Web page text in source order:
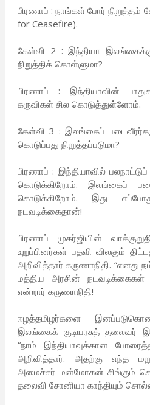
பிரணாப் : நாங்கள் போர்
for Ceasefire).
கேள்வி 2 : இந்தியா
நிறுத்திக் கொள்ளுமா?
பிரணாப் : இந்தியாவின்
கருவிகள் சில கொடுத்துள்ளோம்.
கேள்வி 3 : இலங்கைப்
கொடுப்பது நிறுத்தப்படுமா?
பிரணாப் : இந்தியாவில்
கொடுக்கிறோம். இலங்கைப்
கொடுக்கிறோம். இது
நடவடிக்கைதான்!
பிரணாப் முகர்ஜியின்
உறுப்பினர்கள் பதவி விலகும்
அறிவித்தார் கருணாநிதி.
மத்திய அரசின் நடவடிக்கைகள்
என்றார் கருணாநிதி!
ஈழத்தமிழர்களை
இலங்கைக் குடியரசுத் தலைவர்
“நாம் இந்தியாவுக்கான
அறிவித்தார். அதற்கு எந்த
அமைச்சர் மன்மோகன் சிங்கும்
தலைவி சோனியா காந்தியும்